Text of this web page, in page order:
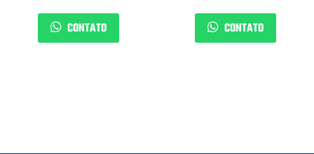
CONTATO
CONTATO